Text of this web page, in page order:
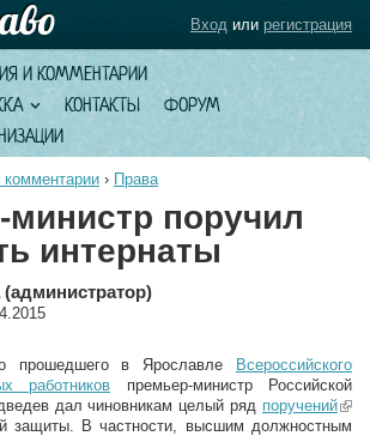
И КОММЕНТАРИИ
КОНТАКТЫ
ФОРУМ
Вход или регистрация
› Права
поручил
интернаты
прошедшего в Ярославле
Всероссийского
работников премьер-министр Российской
дал чиновникам целый ряд поручений
защиты. В частности, высшим должностным